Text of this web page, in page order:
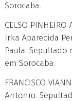
Sorocaba.
CELSO
Irka Aparecida
Paula.
em Sorocaba.
FRANCISCO
Antonio.